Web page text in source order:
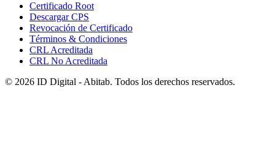
Certificado Root
Descargar CPS
Revocación de Certificado
Términos & Condiciones
CRL Acreditada
CRL No Acreditada
© 2026 ID Digital - Abitab. Todos los derechos reservados.